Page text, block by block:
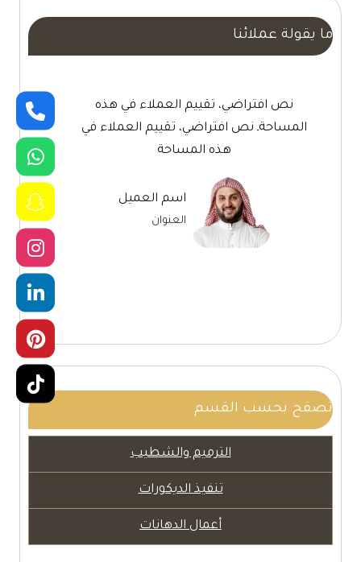
ما يقولة عملائنا
نص افتراضي، تقييم العملاء في هذه
المساحةـ نص افتراضي، تقييم العملاء في
هذه المساحة
اسم العميل
العنوان
تصفح بحسب القسم
الترميم والشطيب
تنفيذ الديكورات
أعمال الدهانات